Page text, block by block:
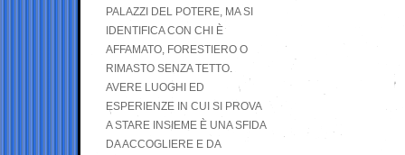
PALAZZI DEL POTERE, MA SI
IDENTIFICA CON CHI È
AFFAMATO, FORESTIERO O
RIMASTO SENZA TETTO.
AVERE LUOGHI ED
ESPERIENZE IN CUI SI PROVA
A STARE INSIEME È UNA SFIDA
DA ACCOGLIERE E DA